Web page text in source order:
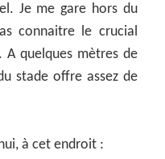
Je me gare hors du
connaitre le crucial
quelques mètres de
stade offre assez de
à cet endroit :